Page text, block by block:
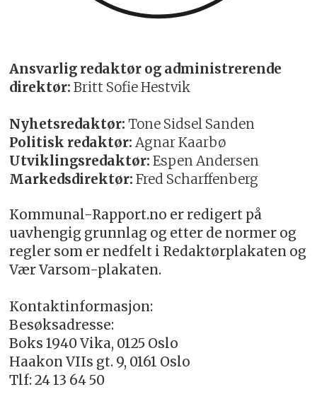
Ansvarlig redaktør og administrerende
direktør: Britt Sofie Hestvik
Nyhetsredaktør: Tone Sidsel Sanden
Politisk redaktør: Agnar Kaarbø
Utviklingsredaktør: Espen Andersen
Markedsdirektør: Fred Scharffenberg
Kommunal-Rapport.no er redigert på
uavhengig grunnlag og etter de normer og
regler som er nedfelt i Redaktørplakaten og
Vær Varsom-plakaten.
Kontaktinformasjon:
Besøksadresse:
Boks 1940 Vika, 0125 Oslo
Haakon VIIs gt. 9, 0161 Oslo
Tlf: 24 13 64 50